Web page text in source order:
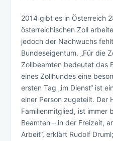
2014 gibt es in Österreich
österreichischen Zoll
jedoch der Nachwuchs
Bundeseigentum. „Für die
Zollbeamten bedeutet das
eines Zollhundes eine
ersten Tag „im Dienst“ ist
einer Person zugeteilt. Der
Familienmitglied, ist immer
Beamten – in der Freizeit,
Arbeit“, erklärt Rudolf